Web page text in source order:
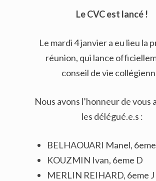
Le CVC est lancé !
Le mardi 4 janvier a eu lieu la
réunion, qui lance
conseil de vie
Nous avons l’honneur de vous
les délégué.e.s :
BELHAOUARI Manel,
KOUZMIN Ivan, 6eme D
MERLIN REIHARD, 6eme J